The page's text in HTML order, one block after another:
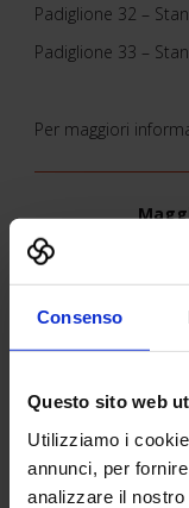
Consenso
Questo sito web
Utilizziamo i
annunci, per
analizzare il
Padiglione 32 –
Padiglione 33 –
Per maggiori
Potrebbe